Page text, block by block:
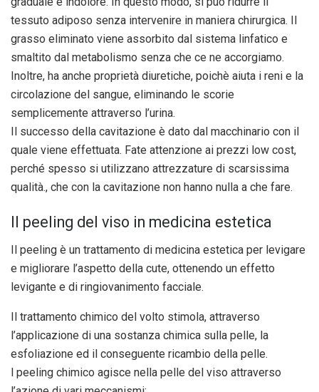
tessuto adiposo senza intervenire in maniera chirurgica. Il
grasso eliminato viene assorbito dal sistema linfatico e
smaltito dal metabolismo senza che ce ne accorgiamo.
Inoltre, ha anche proprietà diuretiche, poichè aiuta i reni e la
circolazione del sangue, eliminando le scorie
semplicemente attraverso l’urina.
Il successo della cavitazione è dato dal macchinario con il
quale viene effettuata. Fate attenzione ai prezzi low cost,
perché spesso si utilizzano attrezzature di scarsissima
qualità., che con la cavitazione non hanno nulla a che fare.
Il peeling del viso in medicina estetica
Il peeling è un trattamento di medicina estetica per levigare
e migliorare l’aspetto della cute, ottenendo un effetto
levigante e di ringiovanimento facciale.
Il trattamento chimico del volto stimola, attraverso
l’applicazione di una sostanza chimica sulla pelle, la
esfoliazione ed il conseguente ricambio della pelle.
l peeling chimico agisce nella pelle del viso attraverso